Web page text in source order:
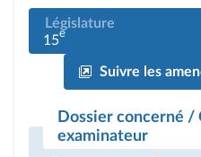
Législature
15e
Suivre les
Dossier concerné /
examinateur